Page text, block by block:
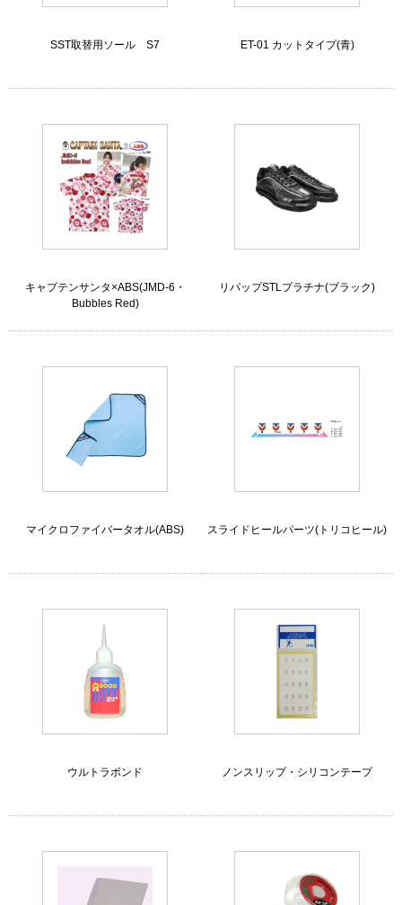
SST取替用ソール S7 ET-01 カットタイプ(青)
キャプテンサンタ×ABS(JMD-6・
Bubbles Red)
リパップSTLプラチナ(ブラック)
マイクロファイバータオル(ABS) スライドヒールパーツ(トリコヒール)
ウルトラボンド ノンスリップ・シリコンテープ